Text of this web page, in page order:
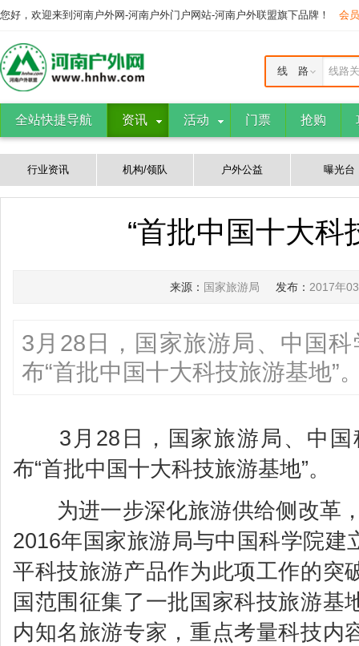
您好，欢迎来到河南户外网-河南户外门户网站-河南户外联盟旗下品牌！ 会
线路
线 路
全站快捷导航 资讯 活动 门票 抢购
行业资讯 机构/领队 户外公益 曝光台
“首批中国十大科
来源： 国家旅游局 发布： 2017年
3月28日，国家旅游局、中国
布“首批中国十大科技旅游基地”
3月28日，国家旅游局、中国
布“首批中国十大科技旅游基地”。
为进一步深化旅游供给侧改革，
2016年国家旅游局与中国科学院
平科技旅游产品作为此项工作的突
国范围征集了一批国家科技旅游基
内知名旅游专家，重点考量科技内